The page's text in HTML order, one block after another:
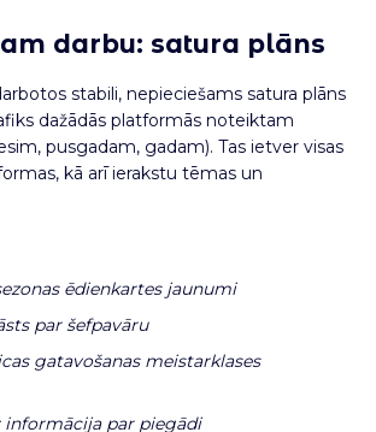
darbu: satura plāns
stabili, nepieciešams satura plāns
dažādās platformās noteiktam
pusgadam, gadam). Tas ietver visas
kā arī ierakstu tēmas un
ēdienkartes jaunumi
par šefpavāru
gatavošanas meistarklases
informācija par piegādi